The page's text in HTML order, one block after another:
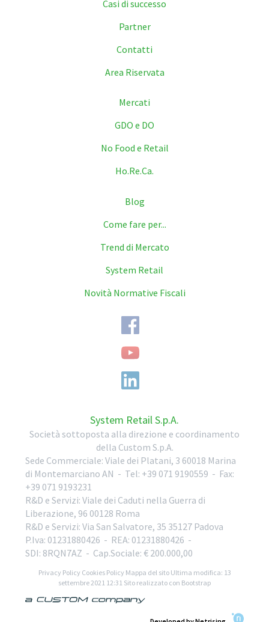
Casi di successo
Partner
Contatti
Area Riservata
Mercati
GDO e DO
No Food e Retail
Ho.Re.Ca.
Blog
Come fare per...
Trend di Mercato
System Retail
Novità Normative Fiscali
System Retail S.p.A.
Società sottoposta alla direzione e coordinamento
della Custom S.p.A.
Sede Commerciale: Viale dei Platani, 3 60018 Marina
di Montemarciano AN - Tel: +39 071 9190559 - Fax:
+39 071 9193231
R&D e Servizi: Viale dei Caduti nella Guerra di
Liberazione, 96 00128 Roma
R&D e Servizi: Via San Salvatore, 35 35127 Padova
P.Iva: 01231880426 - REA: 01231880426 -
SDI: 8RQN7AZ - Cap.Sociale: € 200.000,00
Privacy Policy Cookies Policy Mappa del sito Ultima modifica: 13
settembre 2021 12:31 Sito realizzato con Bootstrap